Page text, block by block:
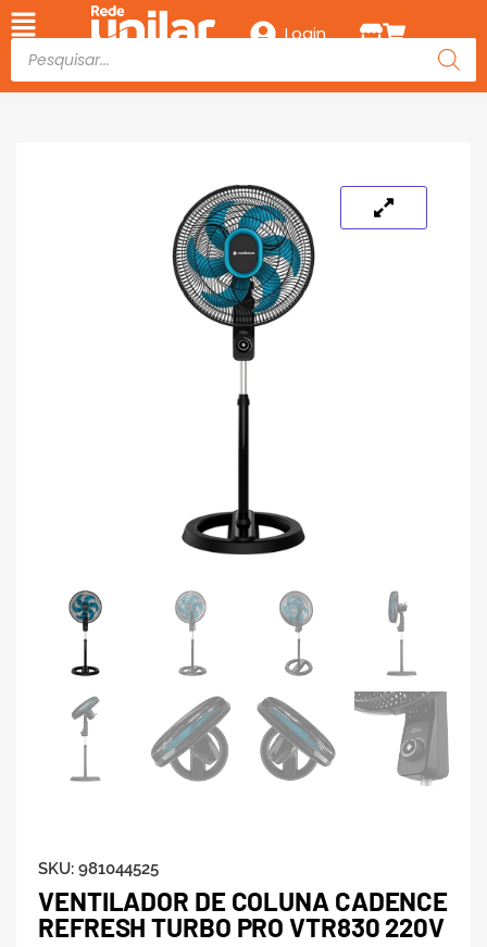
Login
SKU: 981044525
VENTILADOR DE COLUNA CADENCE
REFRESH TURBO PRO VTR830 220V